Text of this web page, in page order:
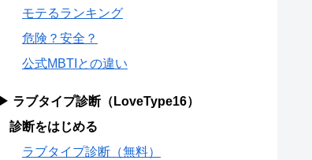
モテるランキング
危険？安全？
公式MBTIとの違い
▶ ラブタイプ診断（LoveType16）
診断をはじめる
ラブタイプ診断（無料）